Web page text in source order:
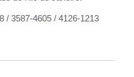
/ 3587-4605 / 4126-1213